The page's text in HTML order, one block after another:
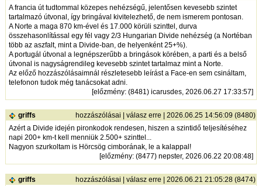
A francia út tudtommal közepes nehézségű, jelentősen kevesebb szintet
tartalmazó útvonal, így bringával kivitelezhető, de nem ismerem pontosan.
A Norte a maga 870 km-ével és 17.000 körüli szinttel, durva
összehasonlítással egy fél vagy 2/3 Hungarian Divide nehézség (a Nortéban
több az aszfalt, mint a Divide-ban, de helyenként 25+%).
A portugál útvonal a legnépszerűbb a bringások körében, a parti és a belső
útvonal is nagyságrendileg kevesebb szintet tartalmaz mint a Norte.
Az előző hozzászólásaimnál részletesebb leírást a Face-en sem csináltam,
telefonon tudok még tanácsokat adni.
[előzmény: (8481) icarusdes, 2026.06.27 17:33:57]
griffs hozzászólásai |válasz erre | 2026.06.25 14:56:09 (8480)
Azért a Divide idején pironkodok rendesen, hiszen a szintidő teljesítéséhez
napi 200+ km-t kell menniük 2.500+ szinttel...
Nagyon szurkoltam is Hörcsög cimborának, le a kalappal!
[előzmény: (8477) nepster, 2026.06.22 20:08:48]
griffs hozzászólásai |válasz erre | 2026.06.21 21:05:28 (8474)